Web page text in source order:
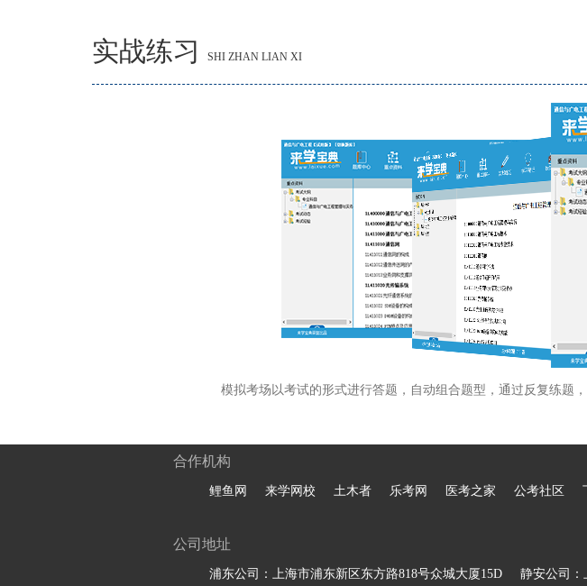
实战练习 SHI ZHAN LIAN XI
模拟考场以考试的形式进行答题，自动组合题型，通过反复练题
合作机构
鲤鱼网 来学网校 土木者 乐考网 医考之家 公考社区
公司地址
浦东公司：上海市浦东新区东方路818号众城大厦15D 静安公司：